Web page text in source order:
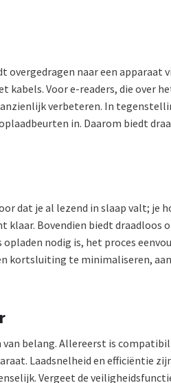
overgedragen naar een apparaat
Voor e-readers, die over
verbeteren. In
in. Daarom biedt
dat je al lezend in slaap valt; je
klaar. Bovendien biedt draadloos
nodig is, het proces
kortsluiting te minimaliseren,
van belang. Allereerst is
Laadsnelheid en efficiëntie
Vergeet de